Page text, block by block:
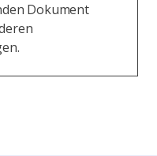
Dokument